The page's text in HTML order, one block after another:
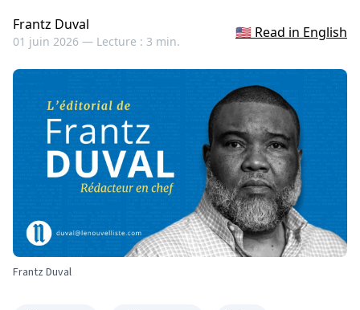
Frantz Duval
01 juin 2026 — Lecture : 3 min.
🇺🇸 Read in English
Frantz Duval